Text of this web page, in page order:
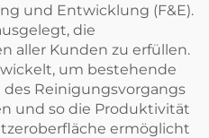
und Entwicklung (F&E).
die
aller Kunden zu erfüllen.
um bestehende
Reinigungsvorgangs
und so die Produktivität
ermöglicht